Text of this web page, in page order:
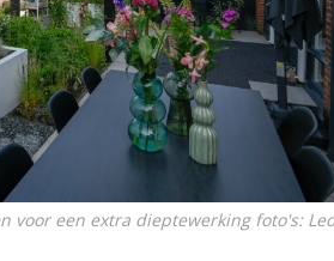
voor een extra dieptewerking foto's: